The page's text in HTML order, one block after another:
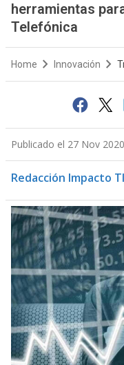
herramientas
Telefónica
Home Innovación
Publicado el 27 Nov 2020
Redacción Impacto